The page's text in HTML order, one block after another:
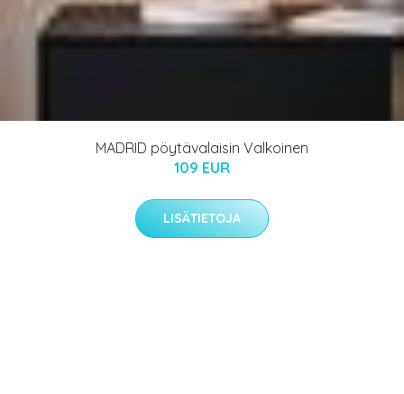
MADRID pöytävalaisin Valkoinen
109 EUR
LISÄTIETOJA